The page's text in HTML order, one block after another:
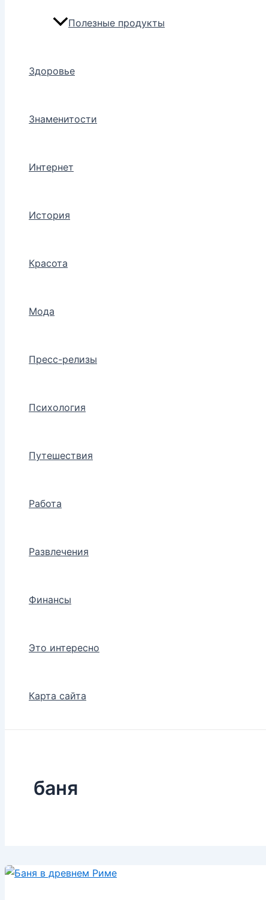
Полезные продукты
Здоровье
Знаменитости
Интернет
История
Красота
Мода
Пресс-релизы
Психология
Путешествия
Работа
Развлечения
Финансы
Это интересно
Карта сайта
баня